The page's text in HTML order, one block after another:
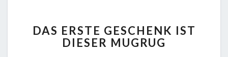
ERSTE
GESCHENK
DAS ERSTE GESCHENK IST
DIESER MUGRUG